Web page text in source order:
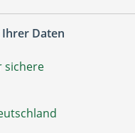
Daten
sichere